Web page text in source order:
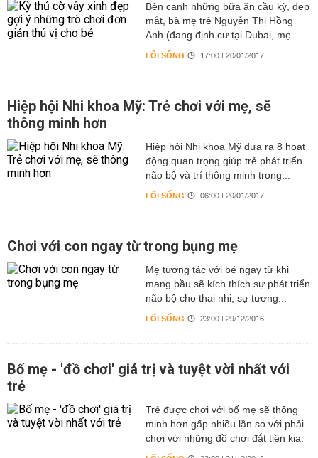
Bên cạnh những bữa ăn cầu kỳ, đẹp
mắt, bà mẹ trẻ Nguyễn Thị Hồng
Anh (đang định cư tại Dubai, mẹ...
LỐI SỐNG 17:00 | 20/01/2017
Hiệp hội Nhi khoa Mỹ: Trẻ chơi với mẹ, sẽ
thông minh hơn
Hiệp hội Nhi khoa Mỹ đưa ra 8 hoạt
động quan trọng giúp trẻ phát triển
não bộ và trí thông minh trong...
LỐI SỐNG 06:00 | 20/01/2017
Chơi với con ngay từ trong bụng mẹ
Mẹ tương tác với bé ngay từ khi
mang bầu sẽ kích thích sự phát triển
não bộ cho thai nhi, sự tương...
LỐI SỐNG 23:00 | 29/12/2016
Bố mẹ - 'đồ chơi' giá trị và tuyệt vời nhất với
trẻ
Trẻ được chơi với bố mẹ sẽ thông
minh hơn gấp nhiều lần so với phải
chơi với những đồ chơi đắt tiền kia.